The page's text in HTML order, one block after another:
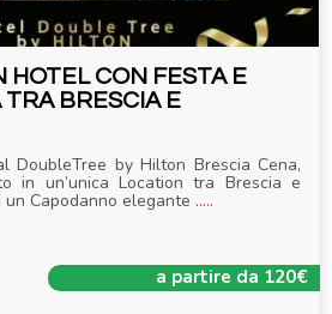
HOTEL CON FESTA E
BRESCIA E
DoubleTree by Hilton Brescia Cena,
in un’unica Location tra Brescia e
Capodanno elegante .....
a partire da 120€